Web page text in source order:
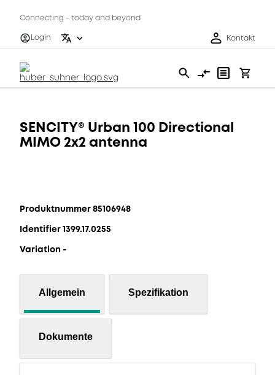
Connecting - today and beyond
Login
Kontakt
SENCITY® Urban 100 Directional
MIMO 2x2 antenna
Produktnummer 85106948
Identifier 1399.17.0255
Variation -
Allgemein Spezifikation
Dokumente